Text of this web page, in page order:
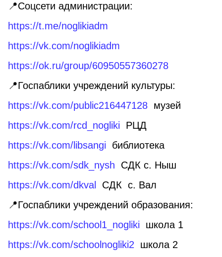
📍Соцсети администрации:
https://t.me/noglikiadm
https://vk.com/noglikiadm
https://ok.ru/group/60950557360278
📍Госпаблики учреждений культуры:
https://vk.com/public216447128 музей
https://vk.com/rcd_nogliki
РЦД
https://vk.com/libsangi
библиотека
https://vk.com/sdk_nysh
СДК с. Ныш
https://vk.com/dkval
СДК с. Вал
📍Госпаблики учреждений образования:
https://vk.com/school1_nogliki школа 1
https://vk.com/schoolnogliki2
школа 2